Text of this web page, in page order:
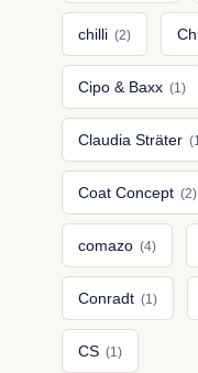
chilli (2)
Cipo & Baxx (1)
Claudia Sträter
Coat Concept (2)
comazo (4)
Conradt (1)
CS (1)